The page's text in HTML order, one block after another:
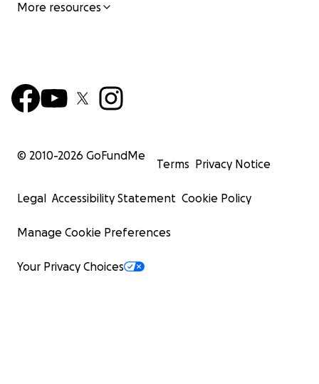
More resources
© 2010-2026 GoFundMe
Terms Privacy Notice
Legal Accessibility Statement Cookie Policy
Manage Cookie Preferences
Your Privacy Choices